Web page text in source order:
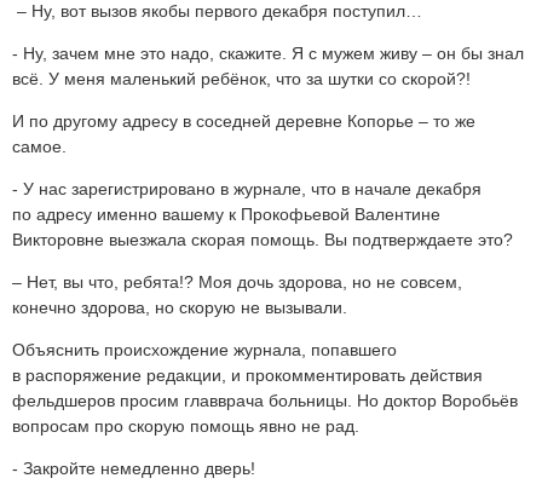
– Ну, вот вызов якобы первого декабря поступил…
- Ну, зачем мне это надо, скажите. Я с мужем живу – он бы знал
всё. У меня маленький ребёнок, что за шутки со скорой?!
И по другому адресу в соседней деревне Копорье – то же
самое.
- У нас зарегистрировано в журнале, что в начале декабря
по адресу именно вашему к Прокофьевой Валентине
Викторовне выезжала скорая помощь. Вы подтверждаете это?
– Нет, вы что, ребята!? Моя дочь здорова, но не совсем,
конечно здорова, но скорую не вызывали.
Объяснить происхождение журнала, попавшего
в распоряжение редакции, и прокомментировать действия
фельдшеров просим главврача больницы. Но доктор Воробьёв
вопросам про скорую помощь явно не рад.
- Закройте немедленно дверь!